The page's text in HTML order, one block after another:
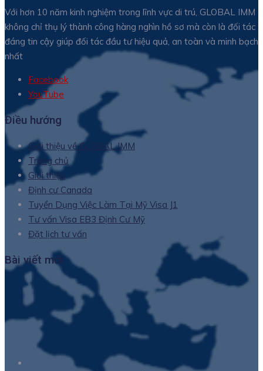
Với hơn 10 năm kinh nghiệm trong lĩnh vực di trú, GLOBAL IMM
không chỉ thụ lý thành công hàng nghìn hồ sơ mà còn là đối tác
đáng tin cậy giúp đối tác đầu tư hiệu quả, an toàn và minh bạch
nhất
Facebook
YouTube
Điều hướng
Giới thiệu về GLOBAL IMM
Trang chủ
Giới thiệu
Định cư Canada
Tuyển Dụng Việc Làm Tại Mỹ Visa J1
Tư vấn Visa EB3 Định Cư Mỹ
Đặt lịch tư vấn
Bài viết mới